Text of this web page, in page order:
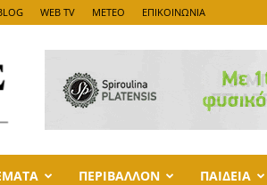
WEB TV METEO ΕΠΙΚΟΙΝΩΝΙΑ
ΠΕΡΙΒΑΛΛΟΝ ΠΑΙΔΕΙΑ